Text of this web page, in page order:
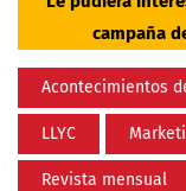
campaña
Acontecimientos
LLYC
Revista mensual